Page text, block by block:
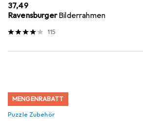
EUR
37,49
Ravensburger Bilderrahmen
115
MENGENRABATT
Puzzle Zubehör